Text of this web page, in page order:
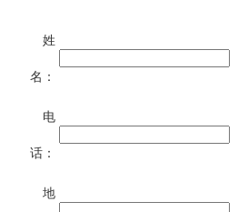
姓
名：
电
话：
地